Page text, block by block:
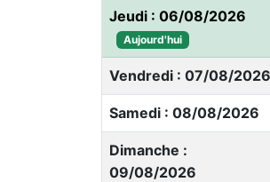
Jeudi : 06/08/2026
Aujourd'hui
Vendredi : 07/08/2026
Samedi : 08/08/2026
Dimanche :
09/08/2026